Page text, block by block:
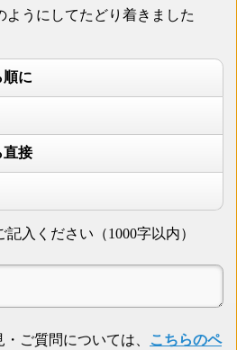
ようにしてたどり着きました
順に
直接
入ください（1000字以内）
ご質問については、
こちらのペ